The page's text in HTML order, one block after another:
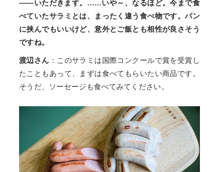
――いただきます。……いや～、なるほど。今まで食
べていたサラミとは、まったく違う食べ物です。パン
に挟んでもいいけど、意外とご飯とも相性が良さそう
ですね。
渡辺さん ：このサラミは国際コンクールで賞を受賞し
たこともあって、まずは食べてもらいたい商品です。
そうだ、ソーセージも食べてみてください。